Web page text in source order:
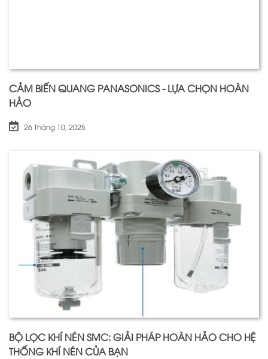
CẢM BIẾN QUANG PANASONICS - LỰA CHỌN HOÀN
HẢO
26 Tháng 10, 2025
BỘ LỌC KHÍ NÉN SMC: GIẢI PHÁP HOÀN HẢO CHO HỆ
THỐNG KHÍ NÉN CỦA BẠN